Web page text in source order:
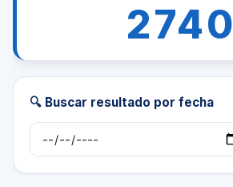
2740
🔍 Buscar resultado por fecha